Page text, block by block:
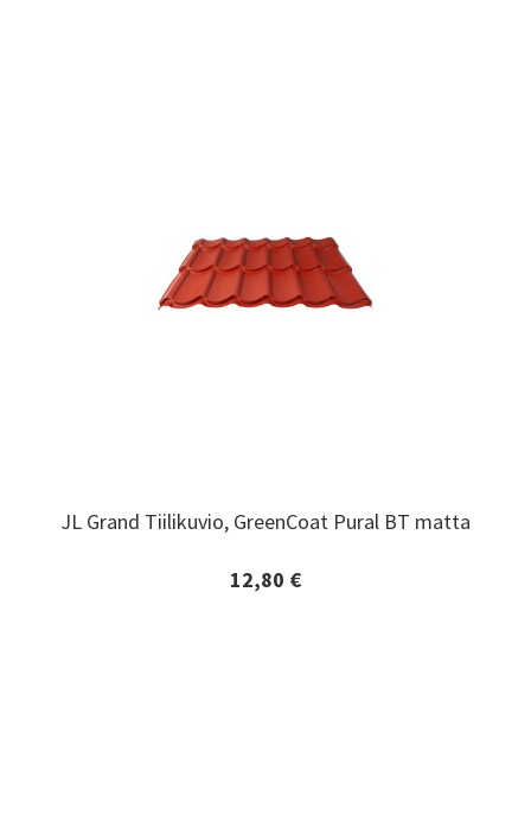
JL Grand Tiilikuvio, GreenCoat Pural BT matta
12,80 €
JL Grand Tiilikuvio, GreenCoat Pural BT matta
Lisätiedot ja tilaaminen